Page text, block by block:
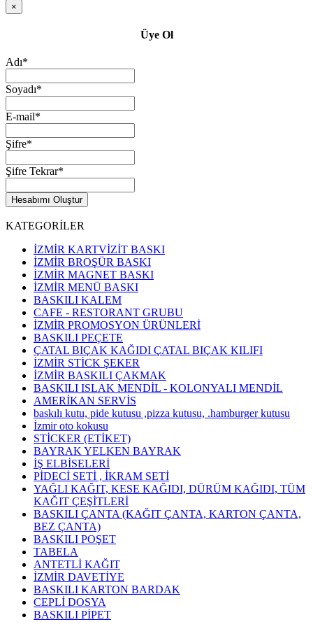
×
Üye Ol
Adı*
Soyadı*
E-mail*
Şifre*
Şifre Tekrar*
Hesabımı Oluştur
KATEGORİLER
İZMİR KARTVİZİT BASKI
İZMİR BROŞÜR BASKI
İZMİR MAGNET BASKI
İZMİR MENÜ BASKI
BASKILI KALEM
CAFE - RESTORANT GRUBU
İZMİR PROMOSYON ÜRÜNLERİ
BASKILI PEÇETE
ÇATAL BIÇAK KAĞIDI ÇATAL BIÇAK KILIFI
İZMİR STİCK ŞEKER
İZMİR BASKILI ÇAKMAK
BASKILI ISLAK MENDİL - KOLONYALI MENDİL
AMERİKAN SERVİS
baskılı kutu, pide kutusu ,pizza kutusu, .hamburger kutusu
İzmir oto kokusu
STİCKER (ETİKET)
BAYRAK YELKEN BAYRAK
İŞ ELBİSELERİ
PİDECİ SETİ , İKRAM SETİ
YAĞLI KAĞIT, KESE KAĞIDI, DÜRÜM KAĞIDI, TÜM
KAĞIT ÇEŞİTLERİ
BASKILI ÇANTA (KAĞIT ÇANTA, KARTON ÇANTA,
BEZ ÇANTA)
BASKILI POŞET
TABELA
ANTETLİ KAĞIT
İZMİR DAVETİYE
BASKILI KARTON BARDAK
CEPLİ DOSYA
BASKILI PİPET